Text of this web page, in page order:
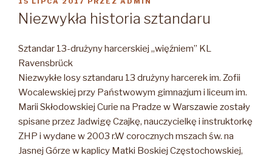
WNiezwykła historia sztandaru
Sztandar 13-drużyny harcerskiej „więźniem” KL
Ravensbrück
Niezwykłe losy sztandaru 13 drużyny harcerek im. Zofii
Wocalewskiej przy Państwowym gimnazjum i liceum im.
Marii Skłodowskiej Curie na Pradze w Warszawie zostały
spisane przez Jadwigę Czajkę, nauczycielkę i instruktorkę
ZHP i wydane w 2003 r.W corocznych mszach św. na
Jasnej Górze w kaplicy Matki Boskiej Częstochowskiej,